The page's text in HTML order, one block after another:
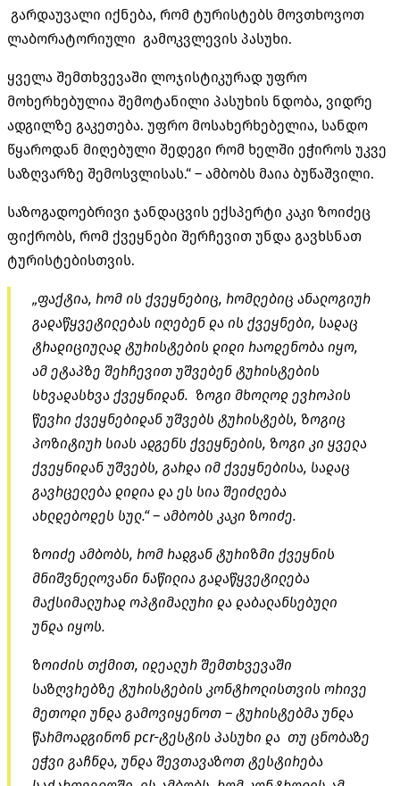
გარდაუვალი იქნება, რომ ტურისტებს მოვთხოვოთ
ლაბორატორიული გამოკვლევის პასუხი.
ყველა შემთხვევაში ლოჯისტიკურად უფრო
მოხერხებულია შემოტანილი პასუხის ნდობა, ვიდრე
ადგილზე გაკეთება. უფრო მოსახერხებელია, სანდო
წყაროდან მიღებული შედეგი რომ ხელში ეჭიროს უკვე
საზღვარზე შემოსვლისას.“ – ამბობს მაია ბუწაშვილი.
საზოგადოებრივი ჯანდაცვის ექსპერტი კაკი ზოიძეც
ფიქრობს, რომ ქვეყნები შერჩევით უნდა გავხსნათ
ტურისტებისთვის.
„ფაქტია, რომ ის ქვეყნებიც, რომლებიც ანალოგიურ
გადაწყვეტილებას იღებენ და ის ქვეყნები, სადაც
ტრადიციულად ტურისტების დიდი რაოდენობა იყო,
ამ ეტაპზე შერჩევით უშვებენ ტურისტების
სხვადასხვა ქვეყნიდან. ზოგი მხოლოდ ევროპის
წევრი ქვეყნებიდან უშვებს ტურისტებს, ზოგიც
პოზიტიურ სიას ადგენს ქვეყნების, ზოგი კი ყველა
ქვეყნიდან უშვებს, გარდა იმ ქვეყნებისა, სადაც
გავრცელება დიდია და ეს სია შეიძლება
ახლდებოდეს სულ.“ – ამბობს კაკი ზოიძე.
ზოიძე ამბობს, რომ რადგან ტურიზმი ქვეყნის
მნიშვნელოვანი ნაწილია გადაწყვეტილება
მაქსიმალურად ოპტიმალური და დაბალანსებული
უნდა იყოს.
ზოიძის თქმით, იდეალურ შემთხვევაში
საზღვრებზე ტურისტების კონტროლისთვის ორივე
მეთოდი უნდა გამოვიყენოთ – ტურისტებმა უნდა
წარმოადგინონ pcr-ტესტის პასუხი და თუ ცნობაზე
ეჭვი გაჩნდა, უნდა შევთავაზოთ ტესტირება